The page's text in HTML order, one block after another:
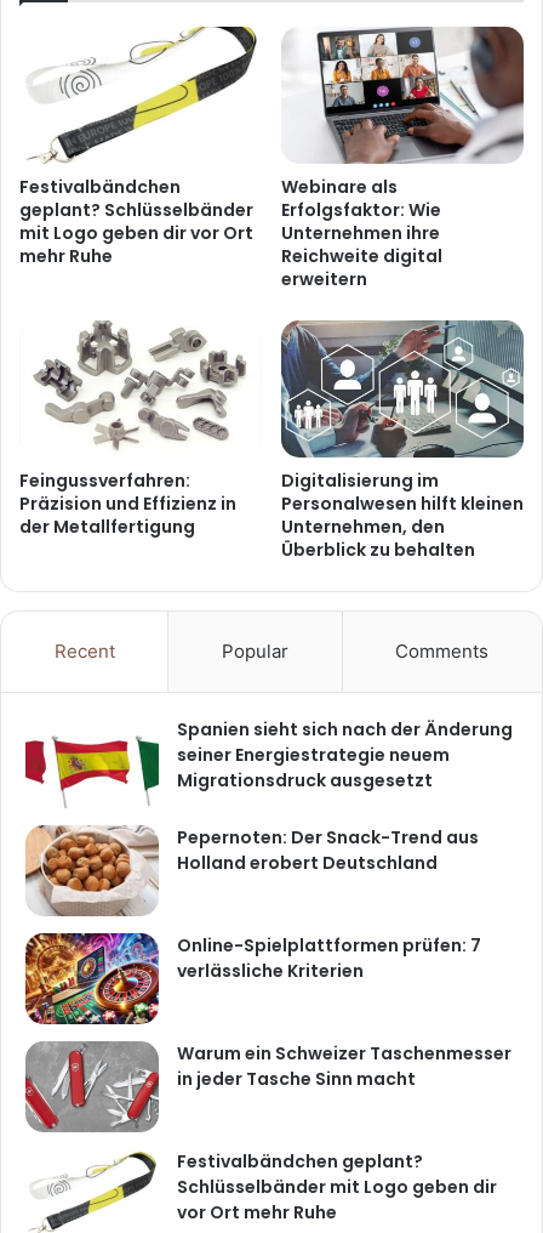
Festivalbändchen
geplant? Schlüsselbänder
mit Logo geben dir vor Ort
mehr Ruhe
Webinare als
Erfolgsfaktor: Wie
Unternehmen ihre
Reichweite digital
erweitern
Feingussverfahren:
Präzision und Effizienz in
der Metallfertigung
Digitalisierung im
Personalwesen hilft kleinen
Unternehmen, den
Überblick zu behalten
Recent Popular Comments
Spanien sieht sich nach der Änderung
seiner Energiestrategie neuem
Migrationsdruck ausgesetzt
Pepernoten: Der Snack-Trend aus
Holland erobert Deutschland
Online-Spielplattformen prüfen: 7
verlässliche Kriterien
Warum ein Schweizer Taschenmesser
in jeder Tasche Sinn macht
Festivalbändchen geplant?
Schlüsselbänder mit Logo geben dir
vor Ort mehr Ruhe